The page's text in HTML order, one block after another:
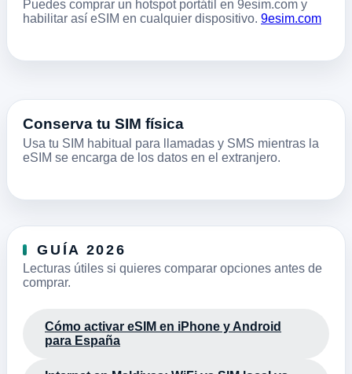
Puedes comprar un hotspot portátil en 9esim.com y
habilitar así eSIM en cualquier dispositivo. 9esim.com
Conserva tu SIM física
Usa tu SIM habitual para llamadas y SMS mientras la
eSIM se encarga de los datos en el extranjero.
GUÍA 2026
Lecturas útiles si quieres comparar opciones antes de
comprar.
Cómo activar eSIM en iPhone y Android
para España